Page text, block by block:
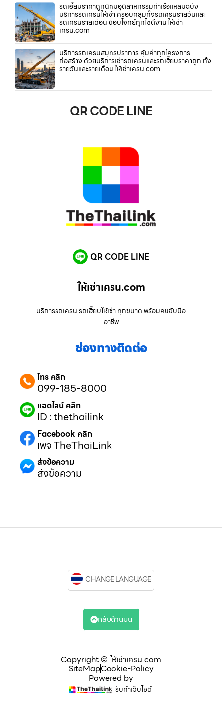
รถเฮี๊ยบราคาถูกนิคมอุตสาหกรรมท่าเรือแหลมฉบัง
บริการรถเครนให้เช่า ครอบคลุมทั้งรถเครนรายวันและ
รถเครนรายเดือน ตอบโจทย์ทุกไซต์งาน ให้เช่า
เครน.com
บริการรถเครนสมุทรปราการ คุ้มค่าทุกโครงการ
ก่อสร้าง ด้วยบริการเช่ารถเครนและรถเฮี๊ยบราคาถูก ทั้ง
รายวันและรายเดือน ให้เช่าเครน.com
QR CODE LINE
QR CODE LINE
ให้เช่าเครน.com
บริการรถเครน รถเฮี๊ยบให้เช่า ทุกขนาด พร้อมคนขับมือ
อาชีพ
ช่องทางติดต่อ
โทร คลิก
099-185-8000
แอดไลน์ คลิก
ID : thethailink
Facebook คลิก
เพจ TheThaiLink
ส่งข้อความ
ส่งข้อความ
Copyright © ให้เช่าเครน.com
SiteMapCookie-Policy
Powered by
รับทำเว็บไซต์
CHANGE LANGUAGE
กลับด้านบน